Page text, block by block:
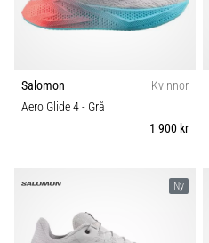
Salomon
Kvinnor
Aero Glide 4- Grå
1 900 kr
Ny